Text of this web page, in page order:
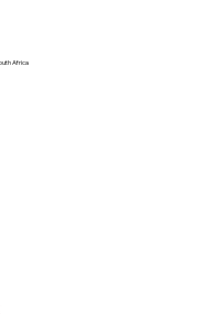
Africa